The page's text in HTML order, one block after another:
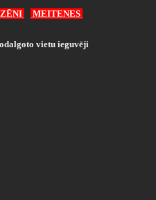
ZĒNI MEITENES
vietu ieguvēji